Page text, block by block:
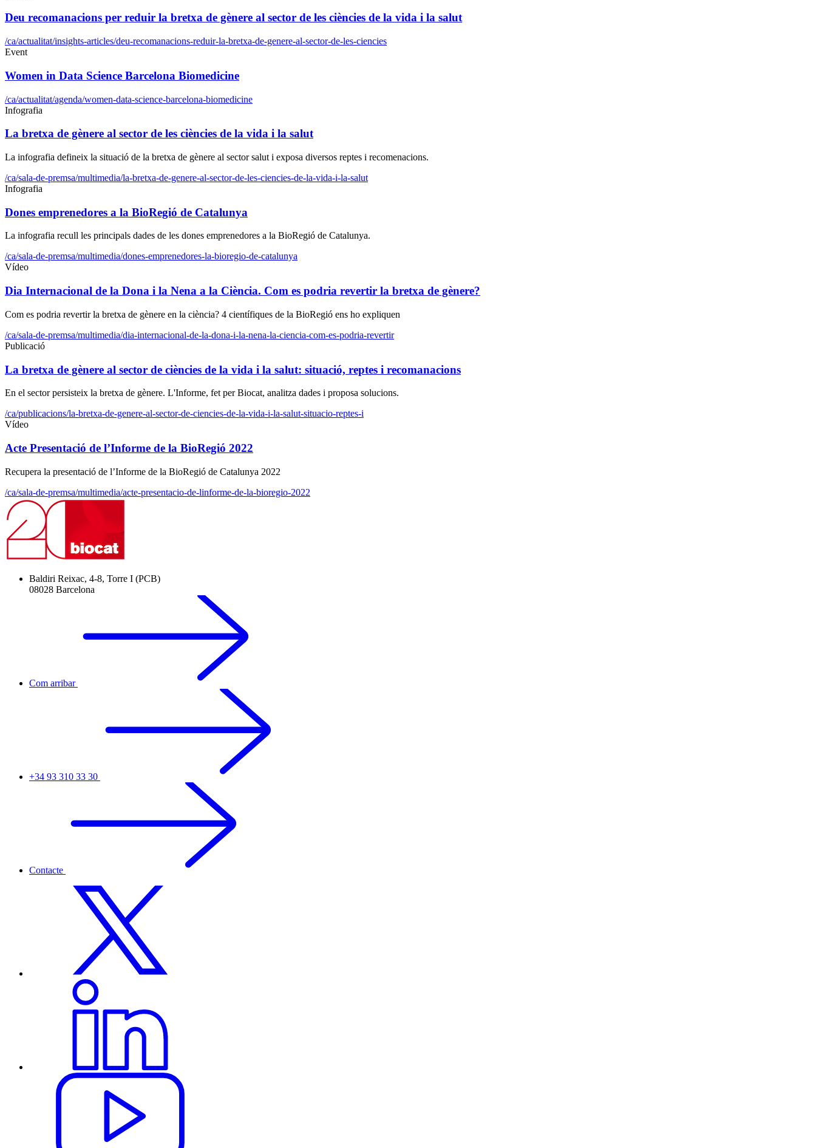
Deu recomanacions per reduir la bretxa de gènere al sector de les ciències de la vida i la salut
/ca/actualitat/insights-articles/deu-recomanacions-reduir-la-bretxa-de-genere-al-sector-de-les-ciencies
Event
Women in Data Science Barcelona Biomedicine
/ca/actualitat/agenda/women-data-science-barcelona-biomedicine
Infografia
La bretxa de gènere al sector de les ciències de la vida i la salut
La infografia defineix la situació de la bretxa de gènere al sector salut i exposa diversos reptes i recomenacions.
/ca/sala-de-premsa/multimedia/la-bretxa-de-genere-al-sector-de-les-ciencies-de-la-vida-i-la-salut
Infografia
Dones emprenedores a la BioRegió de Catalunya
La infografia recull les principals dades de les dones emprenedores a la BioRegió de Catalunya.
/ca/sala-de-premsa/multimedia/dones-emprenedores-la-bioregio-de-catalunya
Vídeo
Dia Internacional de la Dona i la Nena a la Ciència. Com es podria revertir la bretxa de gènere?
Com es podria revertir la bretxa de gènere en la ciència? 4 científiques de la BioRegió ens ho expliquen
/ca/sala-de-premsa/multimedia/dia-internacional-de-la-dona-i-la-nena-la-ciencia-com-es-podria-revertir
Publicació
La bretxa de gènere al sector de ciències de la vida i la salut: situació, reptes i recomanacions
En el sector persisteix la bretxa de gènere. L'Informe, fet per Biocat, analitza dades i proposa solucions.
/ca/publicacions/la-bretxa-de-genere-al-sector-de-ciencies-de-la-vida-i-la-salut-situacio-reptes-i
Vídeo
Acte Presentació de l’Informe de la BioRegió 2022
Recupera la presentació de l’Informe de la BioRegió de Catalunya 2022
/ca/sala-de-premsa/multimedia/acte-presentacio-de-linforme-de-la-bioregio-2022
Baldiri Reixac, 4-8, Torre I (PCB)
08028 Barcelona
Com arribar
+34 93 310 33 30
Contacte